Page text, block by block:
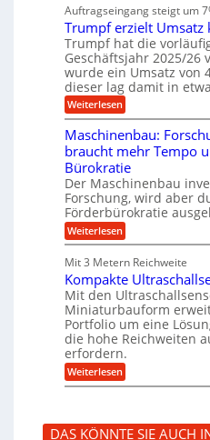
e
n
b
a
u
a
u
e
n
f
ü
h
r
u
n
g
e
n
B
S
C
L
w
e
i
t
e
e
n
t
w
i
c
k
e
l
r
t
u
n
g
s
f
r
e
e
s
H
y
b
r
i
d
-
u
g
e
l
l
a
g
e
r
Auftragseingang steigt um
Trumpf erzielt Umsatz
Trumpf hat die
Geschäftsjahr 2025/26
wurde ein Umsatz von
dieser lag damit in
Weiterlesen:
T
u
m
p
f
e
r
z
i
e
t
U
m
s
a
t
z
k
n
a
ü
b
Maschinenbau:
braucht mehr Tempo
Bürokratie
Der Maschinenbau
Forschung, wird aber
Förderbürokratie
Weiterlesen:
M
s
c
h
i
n
e
n
b
a
u
r
Mit 3 Metern Reichweite
Kompakte
Mit den
Miniaturbauform
Portfolio um eine
die hohe Reichweiten
erfordern.
Weiterlesen:
K
p
a
DAS KÖNNTE SIE AUCH